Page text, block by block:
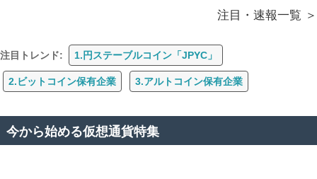
注目・速報一覧
注目トレンド: 1.円ステーブルコイン「JPYC」
2.ビットコイン保有企業 3.アルトコイン保有企業
今から始める仮想通貨特集